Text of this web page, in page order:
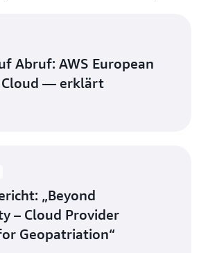
Abruf: AWS European
Cloud — erklärt
„Beyond
– Cloud Provider
Geopatriation“